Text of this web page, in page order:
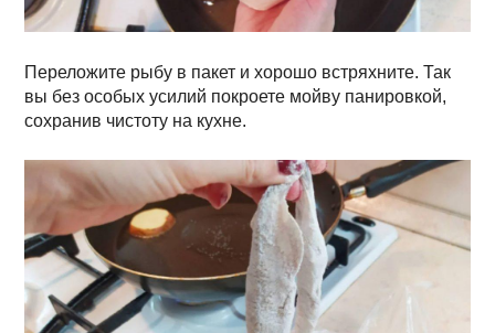
Переложите рыбу в пакет и хорошо встряхните. Так
вы без особых усилий покроете мойву панировкой,
сохранив чистоту на кухне.